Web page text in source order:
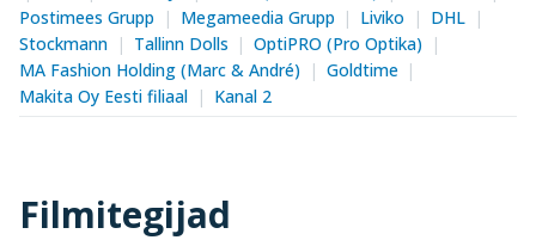
Postimees Grupp
Megameedia Grupp Liviko
DHL
Stockmann
Tallinn Dolls
OptiPRO (Pro Optika)
MA Fashion Holding (Marc & André)
Goldtime
Makita Oy Eesti filiaal
Kanal 2
Filmitegijad